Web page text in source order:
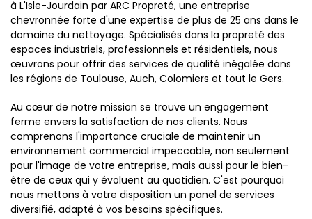
à L'Isle-Jourdain par ARC Propreté, une entreprise
chevronnée forte d'une expertise de plus de 25 ans dans le
domaine du nettoyage. Spécialisés dans la propreté des
espaces industriels, professionnels et résidentiels, nous
œuvrons pour offrir des services de qualité inégalée dans
les régions de Toulouse, Auch, Colomiers et tout le Gers.
Au cœur de notre mission se trouve un engagement
ferme envers la satisfaction de nos clients. Nous
comprenons l'importance cruciale de maintenir un
environnement commercial impeccable, non seulement
pour l'image de votre entreprise, mais aussi pour le bien-
être de ceux qui y évoluent au quotidien. C'est pourquoi
nous mettons à votre disposition un panel de services
diversifié, adapté à vos besoins spécifiques.